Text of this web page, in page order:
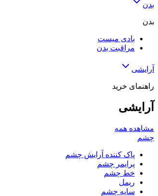
بدن
بدن
بادی میست
مراقبت بدن
آرایشی
راهنمای خرید
آرایشی
مشاهده همه
چشم
پاک کننده آرایش چشم
پرایمر چشم
خط چشم
ریمل
سایه چشم